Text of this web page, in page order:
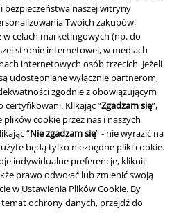
bezpieczeństwa naszej witryny
Twoich zakupów,
celach marketingowych (np. do
stronie internetowej, w mediach
internetowych osób trzecich. Jeżeli
udostępniane wyłącznie partnerom,
zgodnie z obowiązującym
certyfikowani. Klikając “Zgadzam się”,
cookie przez nas i naszych
“Nie zgadzam się” - nie wyrazić na
będą tylko niezbędne pliki cookie.
indywidualne preferencje, kliknij
prawo odwołać lub zmienić swoją
w Ustawienia Plików Cookie. By
ochrony danych, przejdź do
Group Company